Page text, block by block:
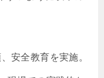
安全教育を実施。